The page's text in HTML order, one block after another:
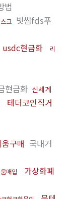
법
크
빗썸fds푸
usdc현금화
리
현금화 신세계
테더코인직거
구매 국내거
매입
가상화폐